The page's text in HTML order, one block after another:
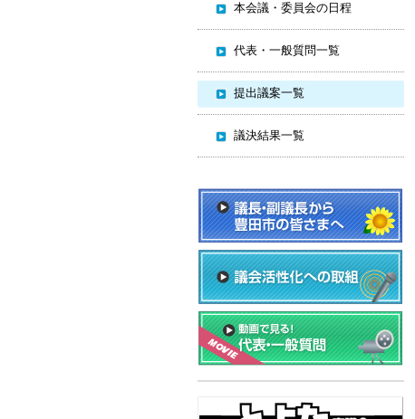
本会議・委員会の日程
代表・一般質問一覧
提出議案一覧
議決結果一覧